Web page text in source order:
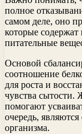
полное
самом деле, оно
которые
питательные
Основой
соотношение
для роста и
чувства сытости.
помогают
очередь,
организма.